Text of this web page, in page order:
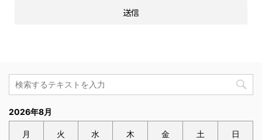
2026年8月
月 火 水 木 金 土 日